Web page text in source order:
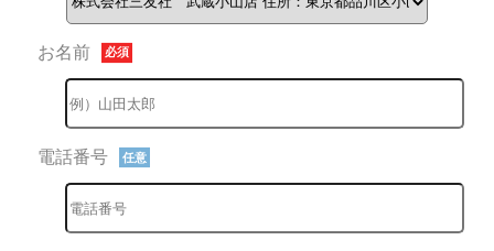
お名前 必須
電話番号 任意